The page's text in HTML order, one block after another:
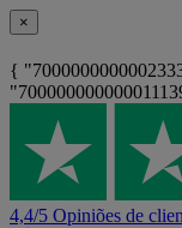
×
{
4,4/5 Opiniões de